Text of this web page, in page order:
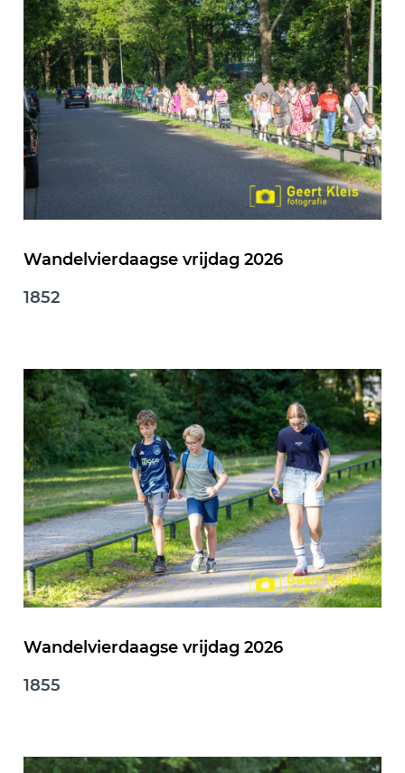
Wandelvierdaagse vrijdag 2026
1852
Wandelvierdaagse vrijdag 2026
1855